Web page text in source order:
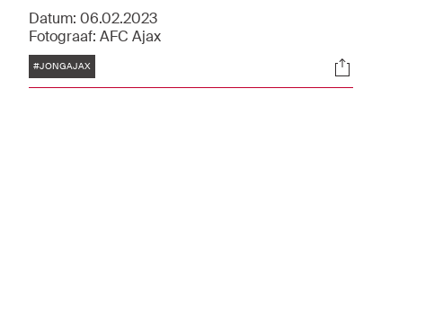
Datum: 06.02.2023
Fotograaf: AFC Ajax
Tags
#JONGAJAX Socials